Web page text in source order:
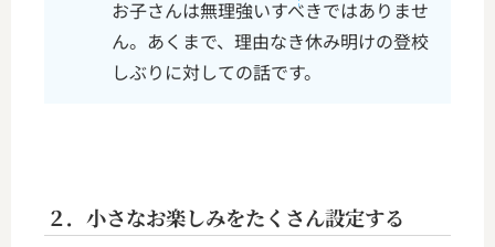
お子さんは無理強いすべきではありませ
ん。 あくまで、理由なき休み明けの登校
しぶりに対しての話です。
２．小さなお楽しみをたくさん設定する